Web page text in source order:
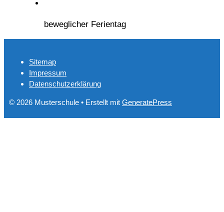
beweglicher Ferientag
Sitemap
Impressum
Datenschutzerklärung
© 2026 Musterschule • Erstellt mit GeneratePress